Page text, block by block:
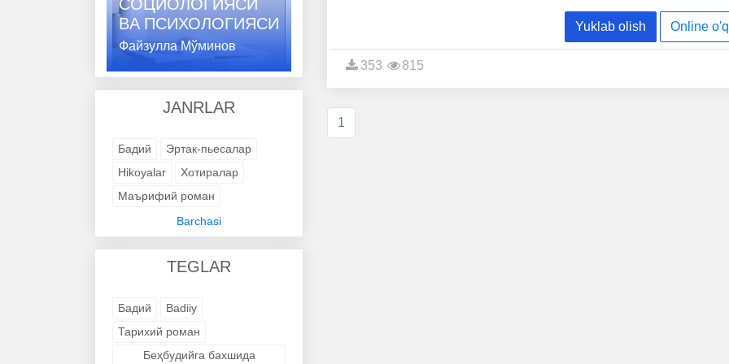
СОЦИОЛОГИЯСИ
ВA ПСИХОЛОГИЯСИ
Файзулла Мўминов
JANRLAR
Бадий
Эртак-пьесалар
Hikoyalar
Хотиралар
Маърифий роман
Адабий-бадиий
Avtobiografik
Avtobiografik
Avtobiografik
Avtobiografik
Avtobiografik
Badiiy
Barchasi
TEGLAR
Бадий
Badiiy
Тарихий роман
Беҳбудийга бахшида
Yuklab olish Online
353 815
1